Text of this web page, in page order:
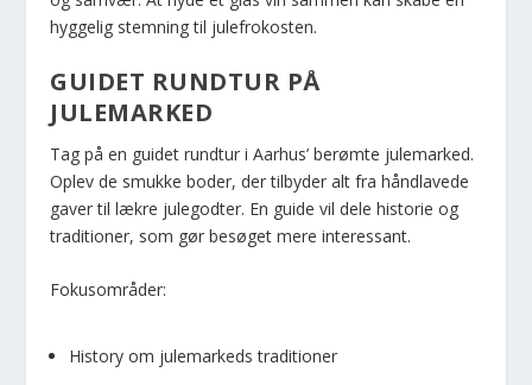
hyggelig stemning til julefrokosten.
GUIDET RUNDTUR PÅ
JULEMARKED
Tag på en guidet rundtur i Aarhus’ berømte julemarked.
Oplev de smukke boder, der tilbyder alt fra håndlavede
gaver til lækre julegodter. En guide vil dele historie og
traditioner, som gør besøget mere interessant.
Fokusområder:
History om julemarkeds traditioner